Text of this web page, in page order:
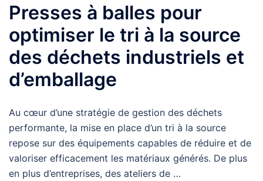
Presses à balles pour
optimiser le tri à la source
des déchets industriels et
d’emballage
Au cœur d’une stratégie de gestion des déchets
performante, la mise en place d’un tri à la source
repose sur des équipements capables de réduire et de
valoriser efficacement les matériaux générés. De plus
en plus d’entreprises, des ateliers de …